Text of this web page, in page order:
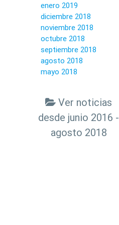
enero 2019
diciembre 2018
noviembre 2018
octubre 2018
septiembre 2018
agosto 2018
mayo 2018
Ver noticias
desde junio 2016 -
agosto 2018